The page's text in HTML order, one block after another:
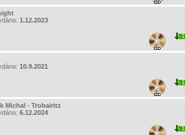
1.12.2023
10.9.2021
Michal - Trobairitz
6.12.2024